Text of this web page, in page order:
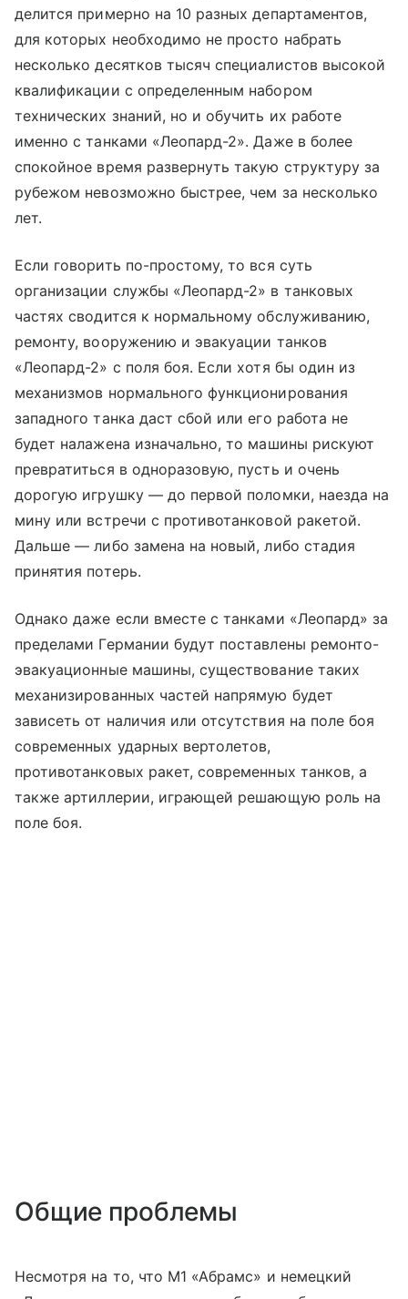
делится примерно на 10 разных департаментов,
для которых необходимо не просто набрать
несколько десятков тысяч специалистов высокой
квалификации с определенным набором
технических знаний, но и обучить их работе
именно с танками «Леопард-2». Даже в более
спокойное время развернуть такую структуру за
рубежом невозможно быстрее, чем за несколько
лет.
Если говорить по-простому, то вся суть
организации службы «Леопард-2» в танковых
частях сводится к нормальному обслуживанию,
ремонту, вооружению и эвакуации танков
«Леопард-2» с поля боя. Если хотя бы один из
механизмов нормального функционирования
западного танка даст сбой или его работа не
будет налажена изначально, то машины рискуют
превратиться в одноразовую, пусть и очень
дорогую игрушку — до первой поломки, наезда на
мину или встречи с противотанковой ракетой.
Дальше — либо замена на новый, либо стадия
принятия потерь.
Однако даже если вместе с танками «Леопард» за
пределами Германии будут поставлены ремонто-
эвакуационные машины, существование таких
механизированных частей напрямую будет
зависеть от наличия или отсутствия на поле боя
современных ударных вертолетов,
противотанковых ракет, современных танков, а
также артиллерии, играющей решающую роль на
поле боя.
Общие проблемы
Несмотря на то, что М1 «Абрамс» и немецкий